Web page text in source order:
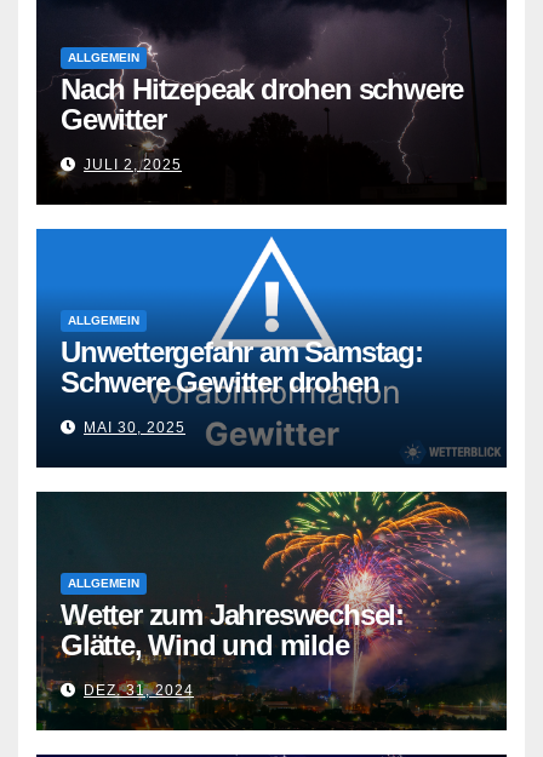
ALLGEMEIN
Nach Hitzepeak drohen schwere
Gewitter
JULI 2, 2025
ALLGEMEIN
Unwettergefahr am Samstag:
Schwere Gewitter drohen
MAI 30, 2025
ALLGEMEIN
Wetter zum Jahreswechsel:
Glätte, Wind und milde
Temperaturen
DEZ. 31, 2024